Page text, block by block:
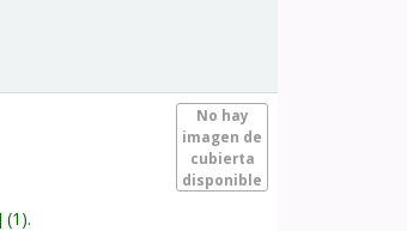
No hay
imagen de
cubierta
disponible
(1).